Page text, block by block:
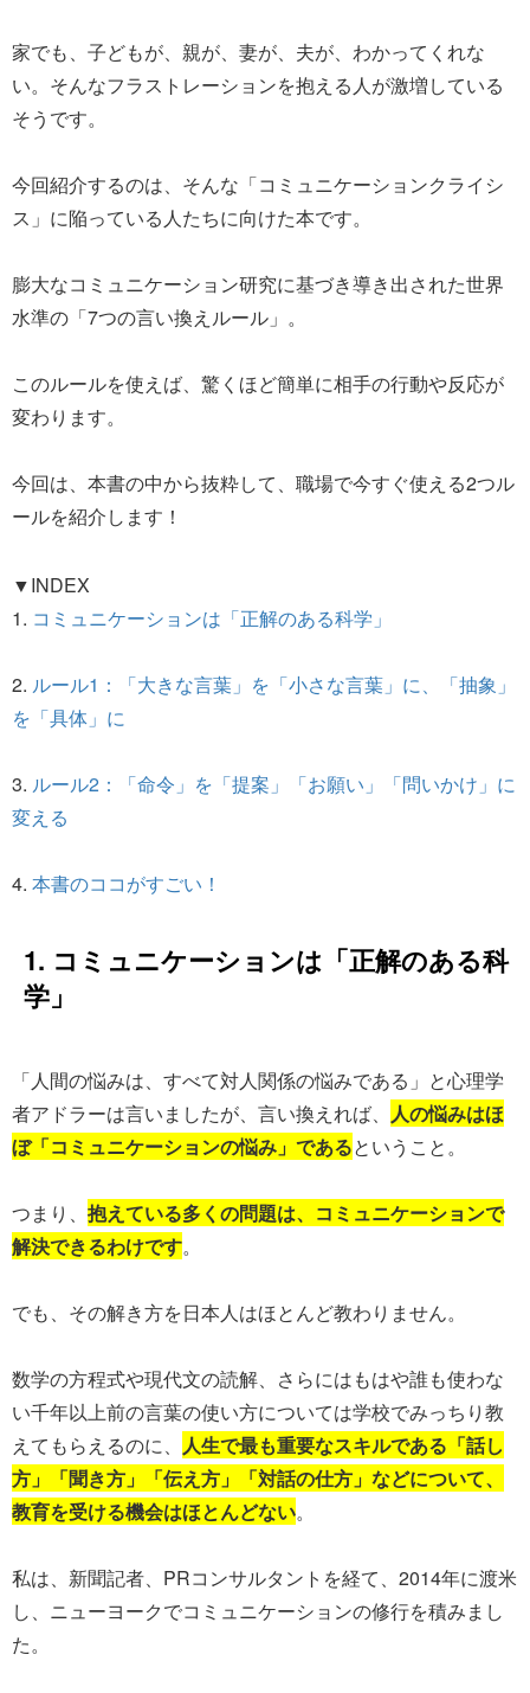
家でも、子どもが、親が、妻が、夫が、わかってくれな
い。そんなフラストレーションを抱える人が激増している
そうです。
今回紹介するのは、そんな「コミュニケーションクライシ
ス」に陥っている人たちに向けた本です。
膨大なコミュニケーション研究に基づき導き出された世界
水準の「7つの言い換えルール」。
このルールを使えば、驚くほど簡単に相手の行動や反応が
変わります。
今回は、本書の中から抜粋して、職場で今すぐ使える2つル
ールを紹介します！
▼INDEX
1. コミュニケーションは「正解のある科学」
2. ルール1：「大きな言葉」を「小さな言葉」に、「抽象」
を「具体」に
3. ルール2：「命令」を「提案」「お願い」「問いかけ」に
変える
4. 本書のココがすごい！
1. コミュニケーションは「正解のある科
学」
「人間の悩みは、すべて対人関係の悩みである」と心理学
者アドラーは言いましたが、言い換えれば、 人の悩みはほ
ぼ「コミュニケーションの悩み」であるということ。
つまり、 抱えている多くの問題は、コミュニケーションで
解決できるわけです。
でも、その解き方を日本人はほとんど教わりません。
数学の方程式や現代文の読解、さらにはもはや誰も使わな
い千年以上前の言葉の使い方については学校でみっちり教
えてもらえるのに、 人生で最も重要なスキルである「話し
方」「聞き方」「伝え方」「対話の仕方」などについて、
教育を受ける機会はほとんどない。
私は、新聞記者、PRコンサルタントを経て、2014年に渡米
し、ニューヨークでコミュニケーションの修行を積みまし
た。